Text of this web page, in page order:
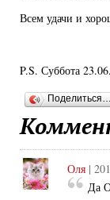
Всем удачи и
P.S. Суббота
Поделиться…
Оля |
Да